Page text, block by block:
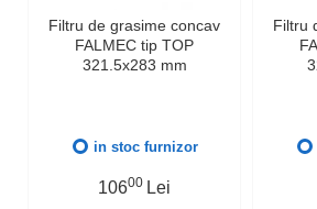
Filtru de grasime concav
FALMEC tip TOP
321.5x283 mm
in stoc furnizor
10600 Lei
Filtru